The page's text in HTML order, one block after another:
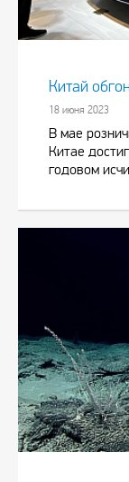
Китай
18 июня 2023
В мае
Китае
годовом